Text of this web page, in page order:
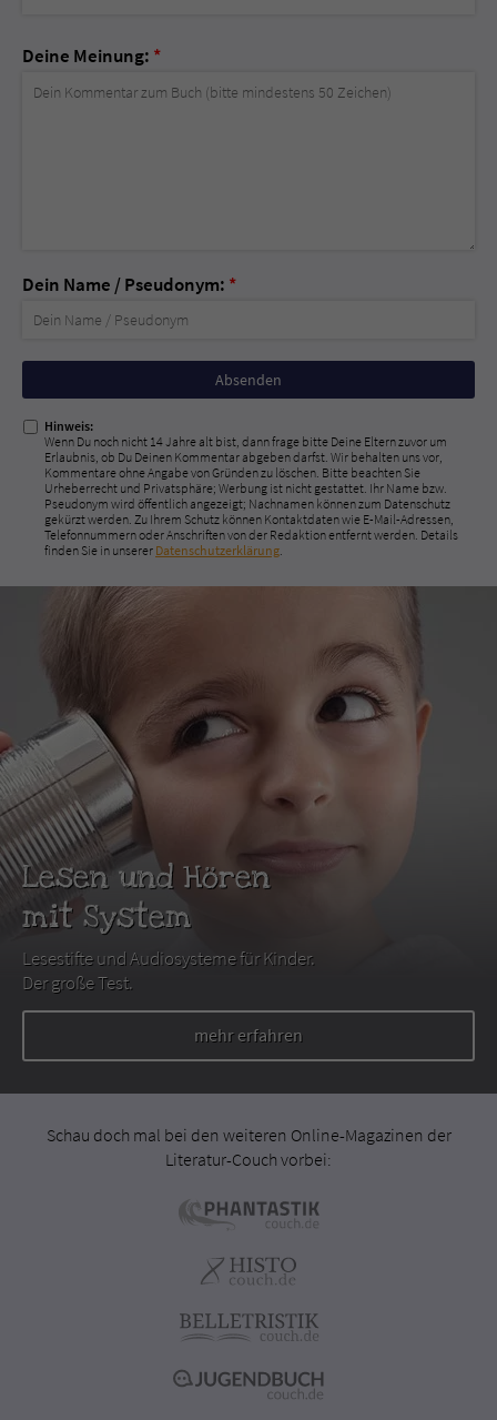
Deine Meinung: *
Dein Name / Pseudonym: *
Nicht
ausfüllen!
Hinweis:
Wenn Du noch nicht 14 Jahre alt bist, dann frage bitte Deine Eltern zuvor um
Erlaubnis, ob Du Deinen Kommentar abgeben darfst. Wir behalten uns vor,
Kommentare ohne Angabe von Gründen zu löschen. Bitte beachten Sie
Urheberrecht und Privatsphäre; Werbung ist nicht gestattet. Ihr Name bzw.
Pseudonym wird öffentlich angezeigt; Nachnamen können zum Datenschutz
gekürzt werden. Zu Ihrem Schutz können Kontaktdaten wie E-Mail-Adressen,
Telefonnummern oder Anschriften von der Redaktion entfernt werden. Details
finden Sie in unserer Datenschutzerklärung.
Lesen und Hören
mit System
Lesestifte und Audiosysteme für Kinder.
Der große Test.
mehr erfahren
Schau doch mal bei den weiteren Online-Magazinen der
Literatur-Couch vorbei: